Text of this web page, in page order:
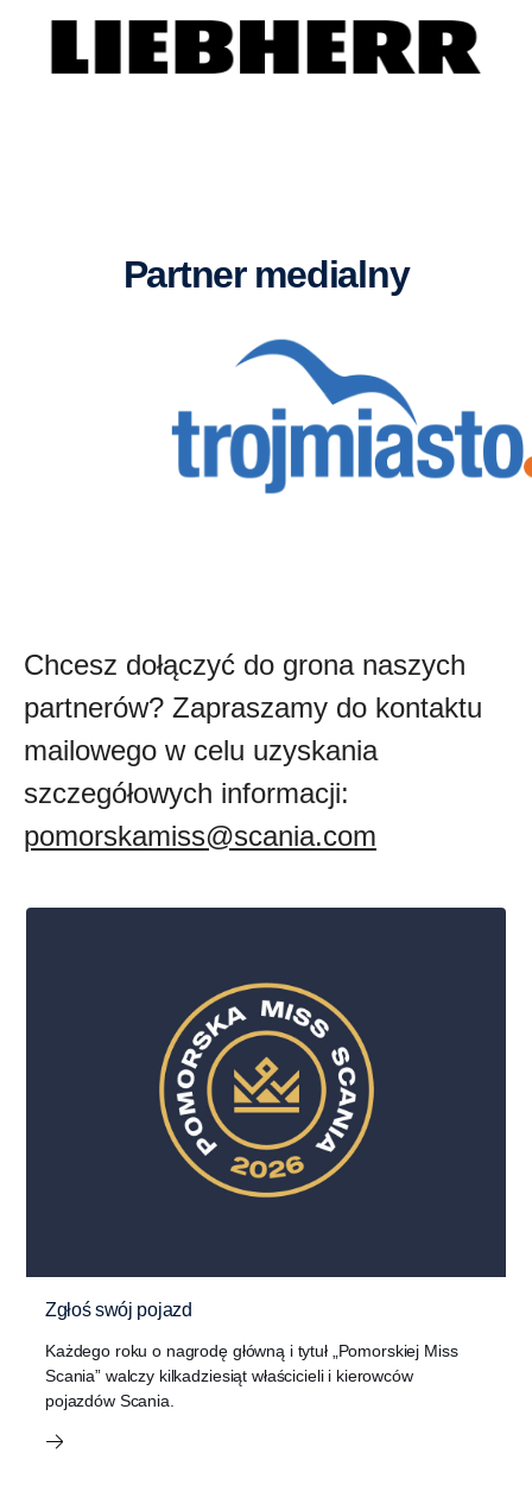
partner medialny
Chcesz dołączyć do grona naszych
partnerów? Zapraszamy do kontaktu
mailowego w celu uzyskania
szczegółowych informacji:
pomorskamiss@scania.com
Zgłoś swój pojazd
Każdego roku o nagrodę główną i tytuł „Pomorskiej Miss
Scania” walczy kilkadziesiąt właścicieli i kierowców
pojazdów Scania.